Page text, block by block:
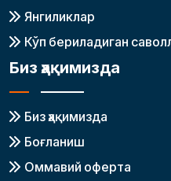
Янгиликлар
Кўп бериладиган
Биз ҳақимизда
Биз ҳақимизда
Боғланиш
Оммавий оферта